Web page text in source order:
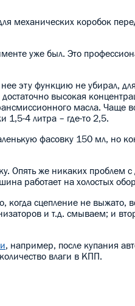
механических коробок
уже был. Это
эту функцию не убирал,
высокая
масла. Чаще
1,5-4 литра – где-то 2,5.
фасовку 150 мл, но
Опять же никаких проблем
работает на холостых
когда сцепление не
и т.д. смываем; и
, например, после купания
влаги в КПП.